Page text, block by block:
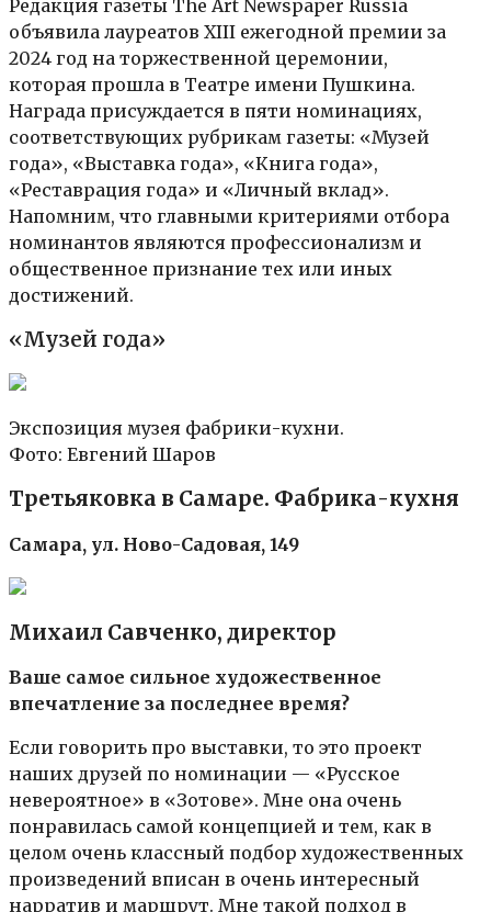
Редакция газеты The Art Newspaper Russia
объявила лауреатов XIII ежегодной премии за
2024 год на торжественной церемонии,
которая прошла в Театре имени Пушкина.
Награда присуждается в пяти номинациях,
соответствующих рубрикам газеты: «Музей
года», «Выставка года», «Книга года»,
«Реставрация года» и «Личный вклад».
Напомним, что главными критериями отбора
номинантов являются профессионализм и
общественное признание тех или иных
достижений.
«Музей года»
Экспозиция музея фабрики-кухни.
Фото: Евгений Шаров
Третьяковка в Самаре. Фабрика-кухня
Самара, ул. Ново-Садовая, 149
Михаил Савченко, директор
Ваше самое сильное художественное
впечатление за последнее время?
Если говорить про выставки, то это проект
наших друзей по номинации — «Русское
невероятное» в «Зотове». Мне она очень
понравилась самой концепцией и тем, как в
целом очень классный подбор художественных
произведений вписан в очень интересный
нарратив и маршрут. Мне такой подход в